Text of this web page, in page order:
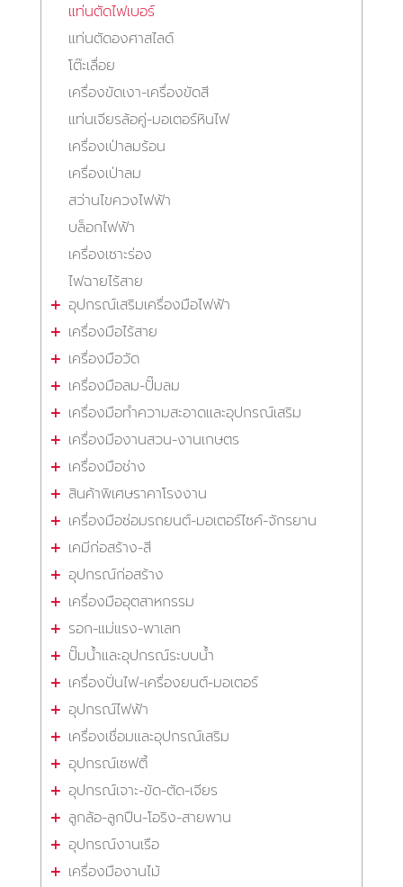
แท่นตัดไฟเบอร์
แท่นตัดองศาสไลด์
โต๊ะเลื่อย
เครื่องขัดเงา-เครื่องขัดสี
แท่นเจียรล้อคู่-มอเตอร์หินไฟ
เครื่องเป่าลมร้อน
เครื่องเป่าลม
สว่านไขควงไฟฟ้า
บล็อกไฟฟ้า
เครื่องเซาะร่อง
ไฟฉายไร้สาย
อุปกรณ์เสริมเครื่องมือไฟฟ้า
เครื่องมือไร้สาย
เครื่องมือวัด
เครื่องมือลม-ปั๊มลม
เครื่องมือทำความสะอาดและอุปกรณ์เสริม
เครื่องมืองานสวน-งานเกษตร
เครื่องมือช่าง
สินค้าพิเศษราคาโรงงาน
เครื่องมือซ่อมรถยนต์-มอเตอร์ไซค์-จักรยาน
เคมีก่อสร้าง-สี
อุปกรณ์ก่อสร้าง
เครื่องมืออุตสาหกรรม
รอก-แม่แรง-พาเลท
ปั๊มน้ำและอุปกรณ์ระบบน้ำ
เครื่องปั่นไฟ-เครื่องยนต์-มอเตอร์
อุปกรณ์ไฟฟ้า
เครื่องเชื่อมและอุปกรณ์เสริม
อุปกรณ์เซฟตี้
อุปกรณ์เจาะ-ขัด-ตัด-เจียร
ลูกล้อ-ลูกปืน-โอริง-สายพาน
อุปกรณ์งานเรือ
เครื่องมืองานไม้